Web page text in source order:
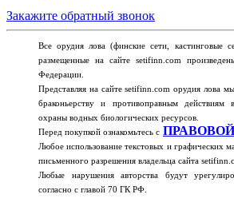
Закажите обратный звонок
Все орудия лова (финские сети, кастинговые
размещенные на сайте setifinn.com
Федерации.
Представляя на сайте setifinn.com орудия лова
браконьерству и противоправным
охраны водных биологических ресурсов.
Перед покупкой ознакомьтесь с
Любое использование текстовых и графических
письменного разрешения владельца сайта
Любые нарушения авторства будут
согласно с главой 70 ГК РФ.